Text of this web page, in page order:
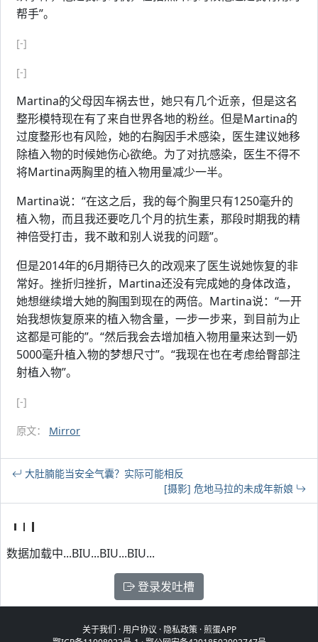
帮手”。
[-]
[-]
Martina的父母因车祸去世，她只有几个近亲，但是这名
整形模特现在有了来自世界各地的粉丝。但是Martina的
过度整形也有风险，她的右胸因手术感染，医生建议她移
除植入物的时候她伤心欲绝。为了对抗感染，医生不得不
将Martina两胸里的植入物用量减少一半。
Martina说：“在这之后，我的每个胸里只有1250毫升的
植入物，而且我还要吃几个月的抗生素，那段时期我的精
神倍受打击，我不敢和别人说我的问题”。
但是2014年的6月期待已久的改观来了医生说她恢复的非
常好。挫折归挫折，Martina还没有完成她的身体改造，
她想继续增大她的胸围到现在的两倍。Martina说：“一开
始我想恢复原来的植入物含量，一步一步来，到目前为止
这都是可能的”。“然后我会去增加植入物用量来达到一奶
5000毫升植入物的梦想尺寸”。“我现在也在考虑给臀部注
射植入物”。
[-]
原文： Mirror
大肚腩能当安全气囊？实际可能相反
[摄影] 危地马拉的未成年新娘
数据加载中...BIU...BIU...BIU...
登录发吐槽
关于我们 ·用户协议 · 隐私政策·煎蛋APP